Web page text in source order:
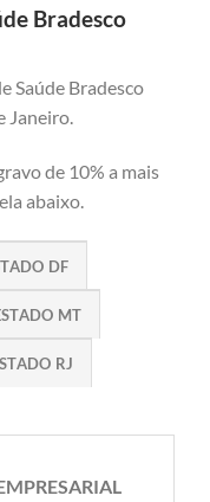
Bradesco
Saúde Bradesco
Janeiro.
de 10% a mais
abaixo.
DF
MT
RJ